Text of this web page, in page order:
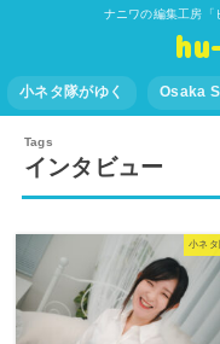
ナニワの編集工房「
小ネタ隊がゆく Osaka
インタビュー
小ネタ